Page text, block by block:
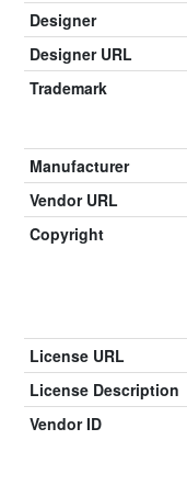
Designer
Designer URL
Trademark
Manufacturer
Vendor URL
Copyright
License URL
License Description
Vendor ID